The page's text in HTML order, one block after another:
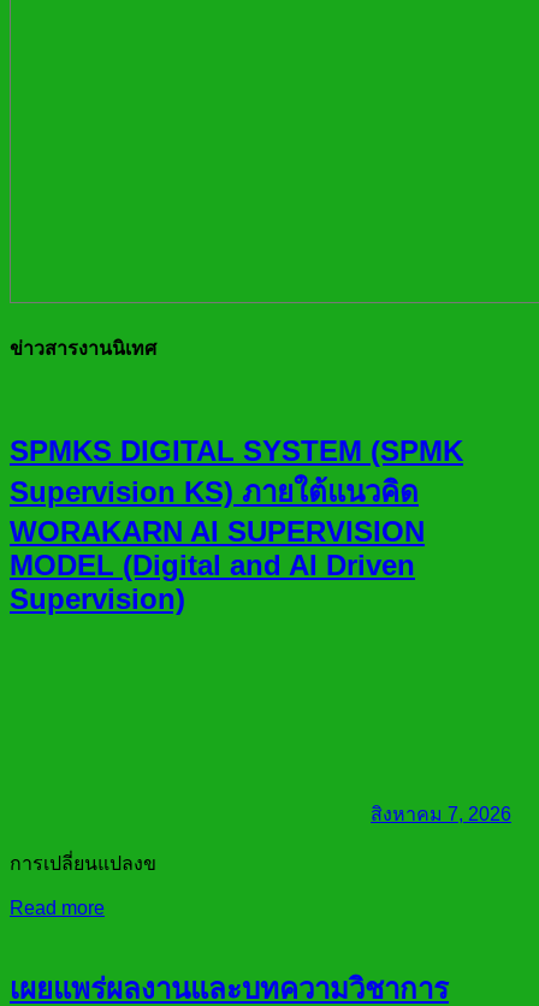
ข่าวสารงานนิเทศ
SPMKS DIGITAL SYSTEM (SPMK
Supervision KS) ภายใต้แนวคิด
WORAKARN AI SUPERVISION
MODEL (Digital and AI Driven
Supervision)
สิงหาคม 7, 2026
การเปลี่ยนแปลงข
Read more
เผยแพร่ผลงานและบทความวิชาการ